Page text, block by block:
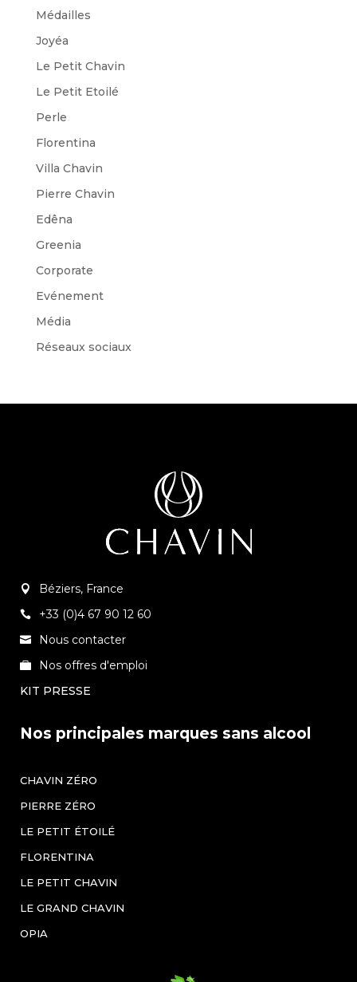
Médailles
Joyéa
Le Petit Chavin
Le Petit Etoilé
Perle
Florentina
Villa Chavin
Pierre Chavin
Edêna
Greenia
Corporate
Evénement
Média
Réseaux sociaux
Béziers, France
+33 (0)4 67 90 12 60
Nous contacter
Nos offres d'emploi
KIT PRESSE
Nos principales marques sans alcool
CHAVIN ZÉRO
PIERRE ZÉRO
LE PETIT ÉTOILÉ
FLORENTINA
LE PETIT CHAVIN
LE GRAND CHAVIN
OPIA